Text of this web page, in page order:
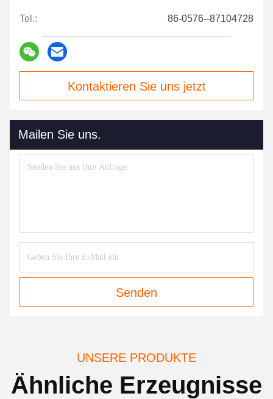
Tel.: 86-0576--87104728
Kontaktieren Sie uns jetzt
Mailen Sie uns.
Senden
UNSERE PRODUKTE
Ähnliche Erzeugnisse